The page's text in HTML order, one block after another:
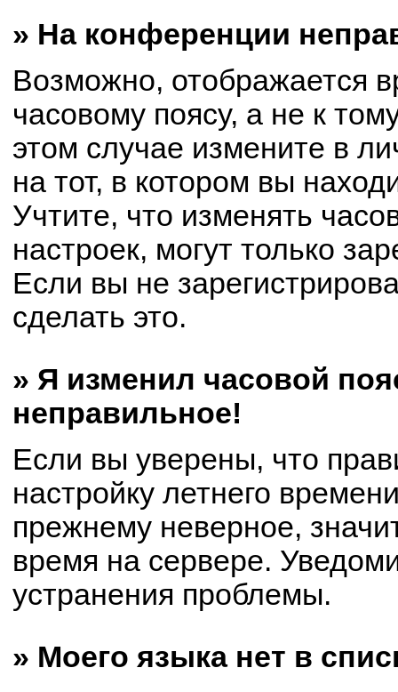
» На конференции
Возможно, отображается
часовому поясу, а не к
этом случае измените в
на тот, в котором вы
Учтите, что изменять
настроек, могут только
Если вы не
сделать это.
» Я изменил часовой
неправильное!
Если вы уверены, что
настройку летнего
прежнему неверное,
время на сервере.
устранения проблемы.
» Моего языка нет в